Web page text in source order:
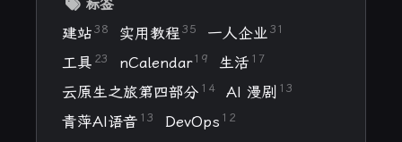
标签
建站 38 实用教程 35 一人企业 31
工具 23 nCalendar 19 生活 17
云原生之旅第四部分 14 AI 漫剧 13
青萍AI语音 13 DevOps 12